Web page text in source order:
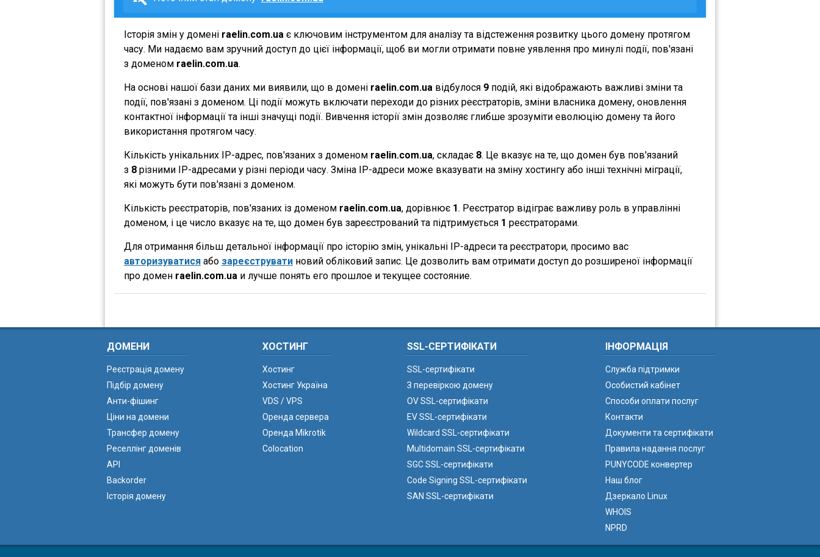
Історія змін у домені raelin.com.ua є ключовим інструментом для аналізу та відстеження розвитку цього домену протягом
часу. Ми надаємо вам зручний доступ до цієї інформації, щоб ви могли отримати повне уявлення про минулі події, пов'язані
з доменом raelin.com.ua.
На основі нашої бази даних ми виявили, що в домені raelin.com.ua відбулося 9 подій, які відображають важливі зміни та
події, пов'язані з доменом. Ці події можуть включати переходи до різних реєстраторів, зміни власника домену, оновлення
контактної інформації та інші значущі події. Вивчення історії змін дозволяє глибше зрозуміти еволюцію домену та його
використання протягом часу.
Кількість унікальних IP-адрес, пов'язаних з доменом raelin.com.ua, складає 8. Це вказує на те, що домен був пов'язаний
з 8 різними IP-адресами у різні періоди часу. Зміна IP-адреси може вказувати на зміну хостингу або інші технічні міграції,
які можуть бути пов'язані з доменом.
Кількість реєстраторів, пов'язаних із доменом raelin.com.ua, дорівнює 1. Реєстратор відіграє важливу роль в управлінні
доменом, і це число вказує на те, що домен був зареєстрований та підтримується 1 реєстраторами.
Для отримання більш детальної інформації про історію змін, унікальні IP-адреси та реєстратори, просимо вас
авторизуватися або зареєструвати новий обліковий запис. Це дозволить вам отримати доступ до розширеної інформації
про домен raelin.com.ua и лучше понять его прошлое и текущее состояние.
ДОМЕНИ
Реєстрація домену
Підбір домену
Анти-фішинг
Ціни на домени
Трансфер домену
Реселлінг доменів
API
Backorder
Історія домену
ХОСТИНГ
Хостинг
Хостинг Україна
VDS / VPS
Оренда сервера
Оренда Mikrotik
Colocation
SSL-СЕРТИФІКАТИ
SSL-сертифікати
З перевіркою домену
OV SSL-сертифікати
EV SSL-сертифікати
Wildcard SSL-сертифікати
Multidomain SSL-сертифікати
SGC SSL-сертифікати
Code Signing SSL-сертифікати
SAN SSL-сертифікати
ІНФОРМАЦІЯ
Служба підтримки
Особистий кабінет
Способи оплати послуг
Контакти
Документи та сертифікати
Правила надання послуг
PUNYCODE конвертер
Наш блог
Дзеркало Linux
WHOIS
NPRD